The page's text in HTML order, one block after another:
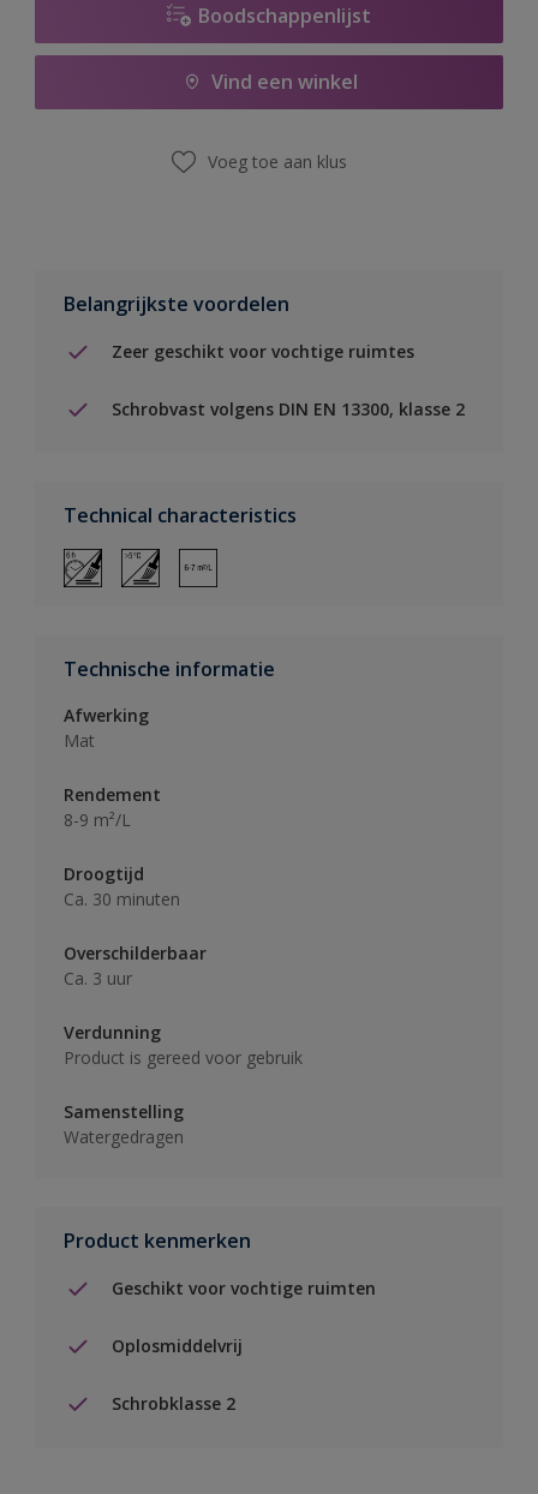
Boodschappenlijst
Vind een winkel
Voeg toe aan klus
Belangrijkste voordelen
Zeer geschikt voor vochtige ruimtes
Schrobvast volgens DIN EN 13300, klasse 2
Technical characteristics
Technische informatie
Afwerking
Mat
Rendement
8-9 m²/L
Droogtijd
Ca. 30 minuten
Overschilderbaar
Ca. 3 uur
Verdunning
Product is gereed voor gebruik
Samenstelling
Watergedragen
Product kenmerken
Geschikt voor vochtige ruimten
Oplosmiddelvrij
Schrobklasse 2